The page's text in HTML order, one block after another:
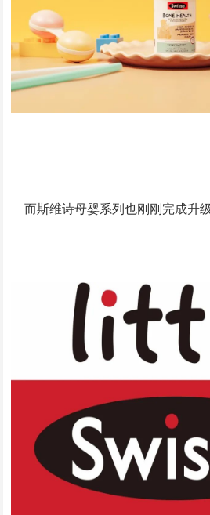
而斯维诗母婴系列也刚刚完成升